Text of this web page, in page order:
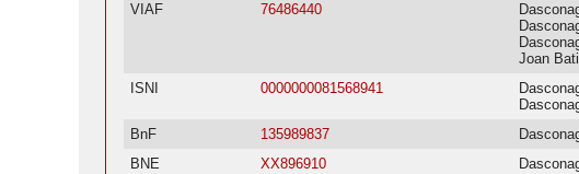
VIAF 76486440
Joan
ISNI
0000000081568941
BnF
135989837
BNE
XX896910